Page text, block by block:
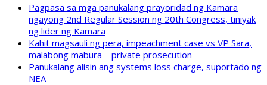
Pagpasa sa mga panukalang prayoridad ng Kamara
ngayong 2nd Regular Session ng 20th Congress, tiniyak
ng lider ng Kamara
Kahit magsauli ng pera, impeachment case vs VP Sara,
malabong mabura – private prosecution
Panukalang alisin ang systems loss charge, suportado ng
NEA